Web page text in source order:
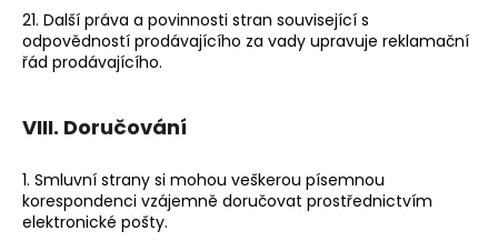
21. Další práva a povinnosti stran související s
odpovědností prodávajícího za vady upravuje reklamační
řád prodávajícího.
VIII. Doručování
1. Smluvní strany si mohou veškerou písemnou
korespondenci vzájemně doručovat prostřednictvím
elektronické pošty.